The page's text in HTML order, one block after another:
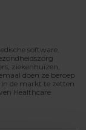
software.
ziekenhuizen,
doen ze beroep
de markt te zetten
Healthcare